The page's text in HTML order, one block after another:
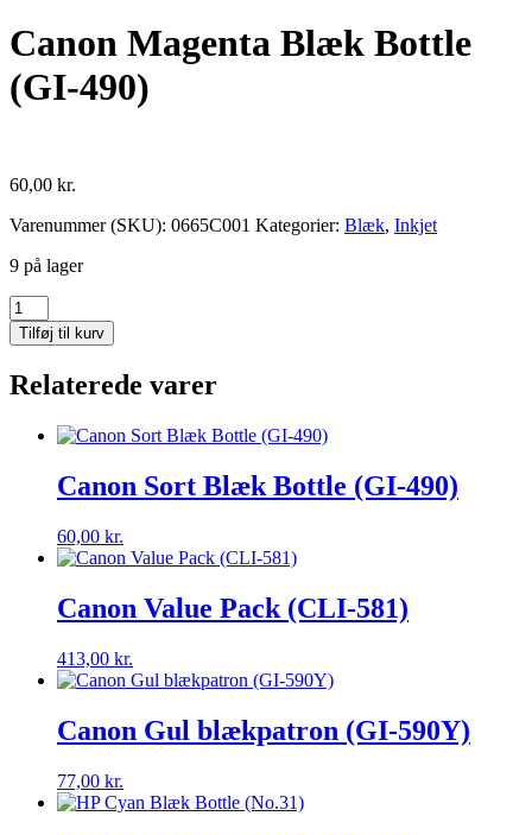
Canon Magenta Blæk Bottle
(GI-490)
60,00 kr.
Varenummer (SKU): 0665C001 Kategorier: Blæk, Inkjet
9 på lager
Canon
Magenta
Blæk
Bottle
(GI-
antal
Tilføj til kurv
Relaterede varer
Canon Sort Blæk Bottle (GI-490)
60,00 kr.
Canon Value Pack (CLI-581)
413,00 kr.
Canon Gul blækpatron (GI-590Y)
77,00 kr.